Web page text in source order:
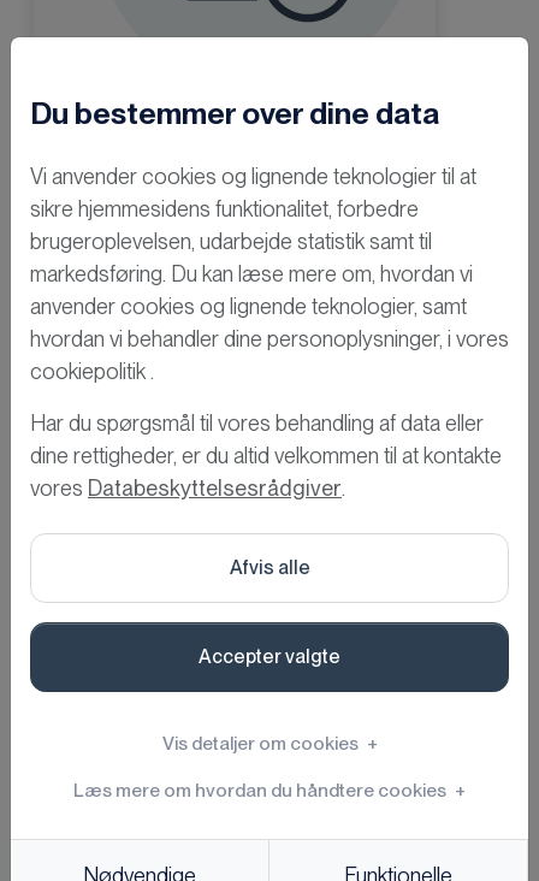
Nysgerrig
på mere?
Book os for et
uforpligtet møde
uforpligtende samtale om
jeres nuværende setup og
behov. Kan vores løsninger
møde – hvis ikke har I blot fået
Book os for et uforpligtet møde
Du bestemmer over dine data
Vi anvender cookies og lignende teknologier til at
sikre hjemmesidens funktionalitet, forbedre
brugeroplevelsen, udarbejde statistik samt til
markedsføring. Du kan læse mere om, hvordan vi
anvender cookies og lignende teknologier, samt
hvordan vi behandler dine personoplysninger, i vores
cookiepolitik .
Har du spørgsmål til vores behandling af data eller
dine rettigheder, er du altid velkommen til at kontakte
vores Databeskyttelsesrådgiver.
Afvis alle
Accepter valgte
Vis detaljer om cookies +
Læs mere om hvordan du håndtere cookies +
Nødvendige Funktionelle